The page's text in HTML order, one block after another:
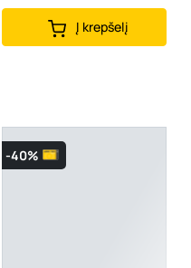
Į krepšelį
-40%